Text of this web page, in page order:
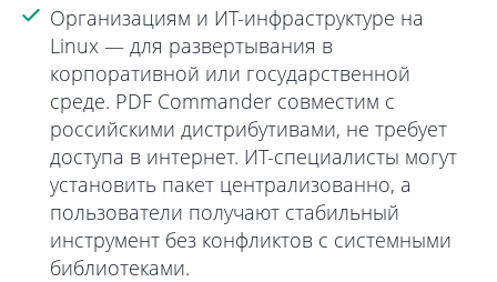
Организациям и ИТ-инфраструктуре на
Linux — для развертывания в
корпоративной или государственной
среде. PDF Commander совместим с
российскими дистрибутивами, не требует
доступа в интернет. ИТ-специалисты могут
установить пакет централизованно, а
пользователи получают стабильный
инструмент без конфликтов с системными
библиотеками.